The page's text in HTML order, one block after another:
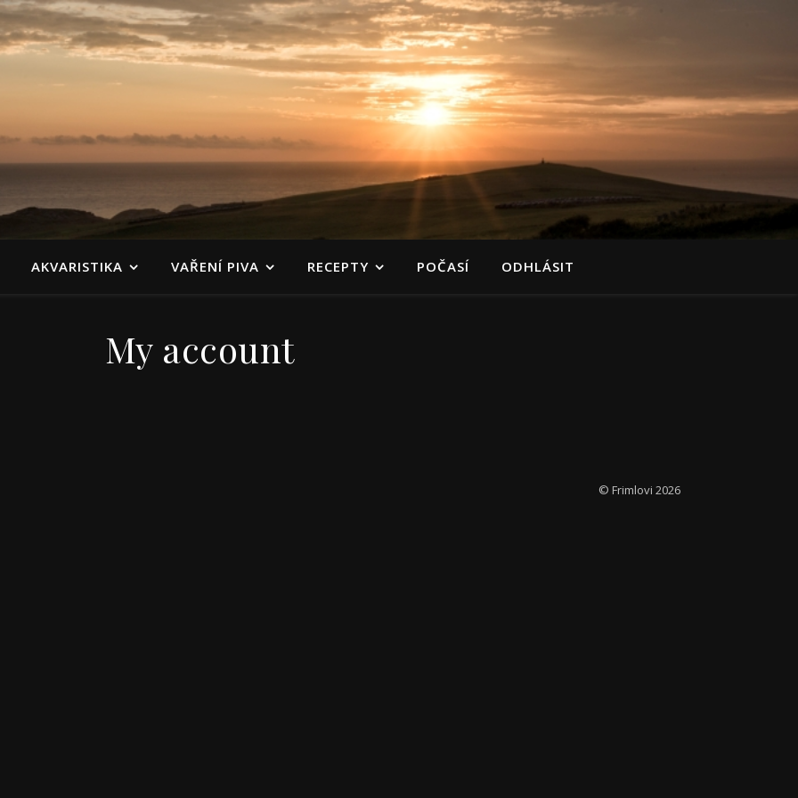
AKVARISTIKA VAŘENÍ PIVA RECEPTY POČASÍ ODHLÁSIT
My account
© Frimlovi 2026